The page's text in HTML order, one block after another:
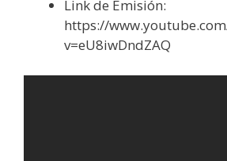
Link de Emisión:
https://
v=eU8iwDndZAQ